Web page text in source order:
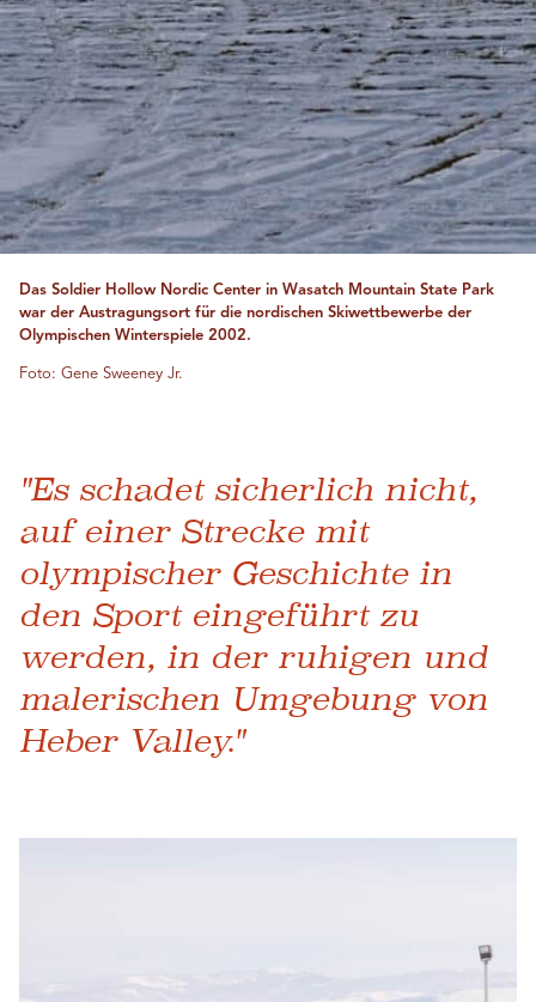
Das Soldier Hollow Nordic Center in Wasatch Mountain State Park
war der Austragungsort für die nordischen Skiwettbewerbe der
Olympischen Winterspiele 2002.
Foto: Gene Sweeney Jr.
"Es schadet sicherlich nicht,
auf einer Strecke mit
olympischer Geschichte in
den Sport eingeführt zu
werden, in der ruhigen und
malerischen Umgebung von
Heber Valley."